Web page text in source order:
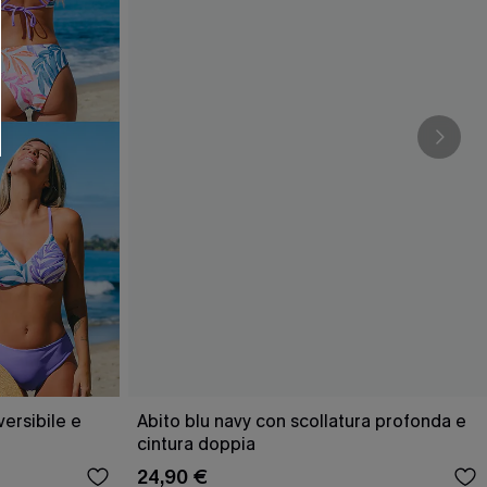
e
Abito blu navy con scollatura profonda e
cintura doppia
24,90 €
SCONT
e-mail di marketing (compresi contenuti
i nostri Termini e condizioni
come i pixel presenti nelle
valutare il livello di coinvolgimento,
che potrebbero interessarti, il tutto
. Puoi annullare l'iscrizione in qualsiasi